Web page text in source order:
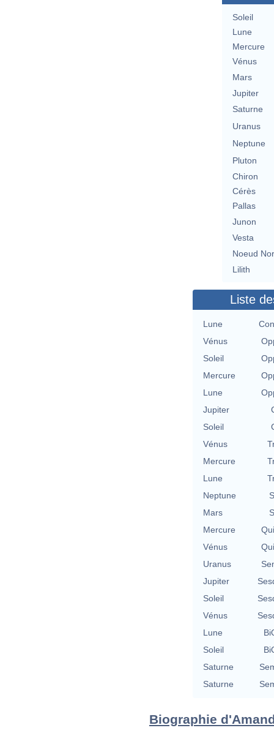
Soleil
Lune
Mercure
Vénus
Mars
Jupiter
Saturne
Uranus
Neptune
Pluton
Chiron
Cérès
Pallas
Junon
Vesta
Noeud
Lilith
Liste
Lune
Vénus
Soleil
Mercure
Lune
Jupiter
Soleil
Vénus
Mercure
Lune
Neptune
Mars
Mercure
Vénus
Uranus
Jupiter
Soleil
Vénus
Lune
Soleil
Saturne
Saturne
Biographie